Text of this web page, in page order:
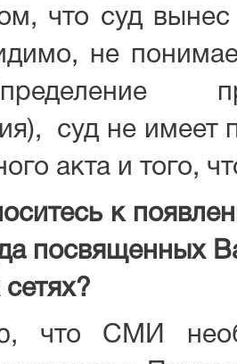
что суд
не
суд не имеет
акта и того,
к
посвященных
что СМИ